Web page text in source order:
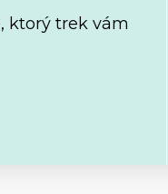
ktorý trek vám